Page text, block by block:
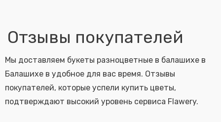
Отзывы покупателей
Мы доставляем букеты разноцветные в балашихе в
Балашихе в удобное для вас время. Отзывы
покупателей, которые успели купить цветы,
подтверждают высокий уровень сервиса Flawery.